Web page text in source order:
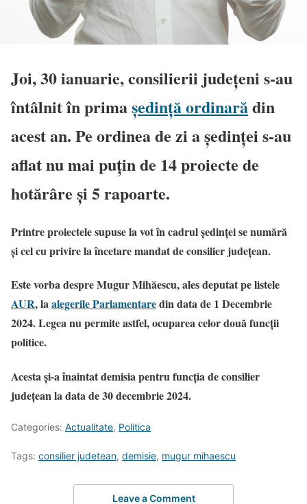
Joi, 30 ianuarie, consilierii județeni s-au
întâlnit în primaședință ordinarădin
acest an. Pe ordinea de zi a ședinței s-au
aflat nu mai puțin de 14 proiecte de
hotărâre și 5 rapoarte.
Printre proiectele supuse la vot în cadrul ședinței se numără
și cel cu privire la încetare mandat de consilier județean.
Este vorba despre Mugur Mihăescu, ales deputat pe listele
AUR, laalegerile Parlamentaredin data de 1 Decembrie
2024. Legea nu permite astfel, ocuparea celor două funcții
politice.
Acesta și-a înaintat demisia pentru funcția de consilier
județean la data de 30 decembrie 2024.
Categories: Actualitate, Politica
Tags: consilier judetean, demisie, mugur mihaescu
Leave a Comment